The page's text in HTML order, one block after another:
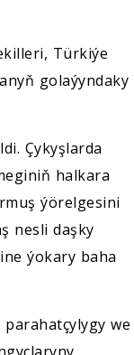
Türkiýe
golaýyndaky
Çykyşlarda
halkara
ýörelgesini
nesli daşky
ýokary baha
we